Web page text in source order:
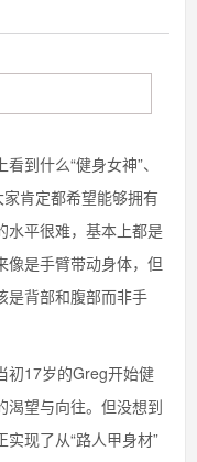
到什么“健身女神”、
肯定都希望能够拥有
水平很难，基本上都是
像是手臂带动身体，但
是背部和腹部而非手
17岁的Greg开始健
渴望与向往。但没想到
现了从“路人甲身材”